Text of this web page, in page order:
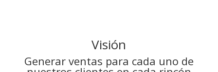
Visión
Generar ventas para cada uno de